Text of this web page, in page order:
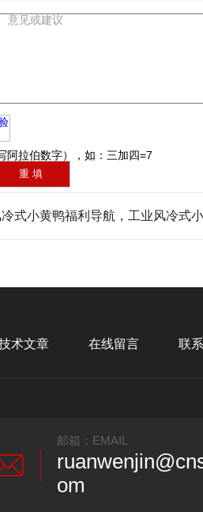
阿拉伯数字），如：三加四=7
小黄鸭福利导航，工业风冷式小黄鸭福利导航组
术文章 在线留言 联
邮箱：EMAIL
om